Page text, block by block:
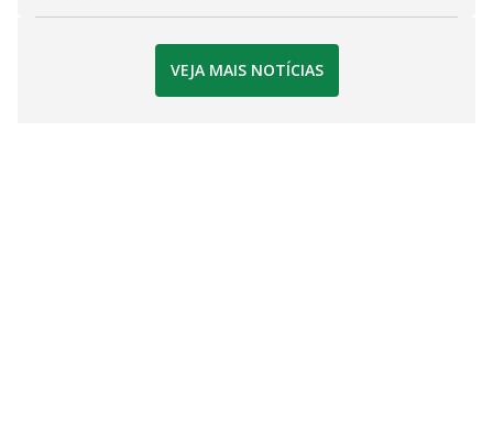
VEJA MAIS NOTÍCIAS